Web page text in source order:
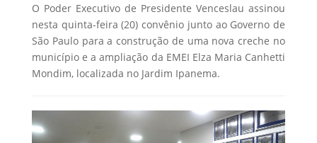
O Poder Executivo de Presidente Venceslau assinou
nesta quinta-feira (20) convênio junto ao Governo de
São Paulo para a construção de uma nova creche no
município e a ampliação da EMEI Elza Maria Canhetti
Mondim, localizada no Jardim Ipanema.